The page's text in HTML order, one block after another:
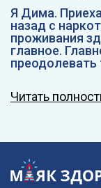
Я Дима.
назад с
проживания
главное.
преодолевать
Читать